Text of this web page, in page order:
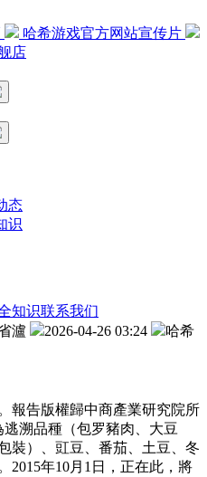
哈希游戏官方网站宣传片
店
态
识
知识联系我们
瀘
2026-04-26 03:24
哈希
告版權歸中商產業研究院所
溯品種（包罗豬肉、大豆
裝）、豇豆、番茄、土豆、冬
2015年10月1日，正在此，將